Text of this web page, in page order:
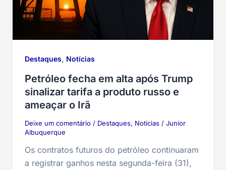
Destaques, Notícias
Petróleo fecha em alta após Trump
sinalizar tarifa a produto russo e
ameaçar o Irã
Deixe um comentário / Destaques, Notícias/ Junior
Albuquerque
Os contratos futuros do petróleo continuaram
a registrar ganhos nesta segunda-feira (31),